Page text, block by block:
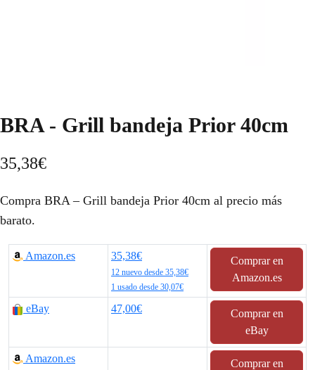
BRA - Grill bandeja Prior 40cm
35,38€
Compra BRA – Grill bandeja Prior 40cm al precio más
barato.
Amazon.es 35,38€
12 nuevo desde 35,38€
1 usado desde 30,07€
Comprar en
Amazon.es
eBay 47,00€
Comprar en
eBay
Amazon.es
Comprar en